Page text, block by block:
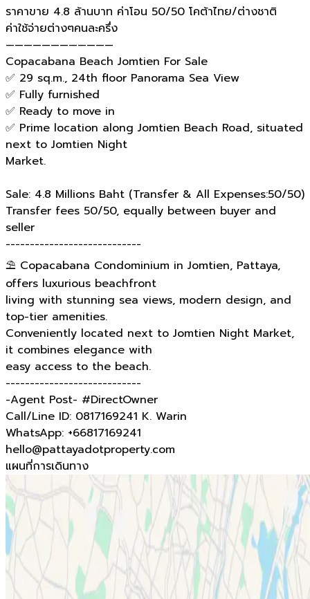
ราคาขาย 4.8 ล้านบาท ค่าโอน 50/50 โคต้าไทย/ต่างชาติ
ค่าใช้จ่าย​ต่างๆคนละครึ่ง
————————————
Copacabana Beach Jomtien For Sale
✅ 29 sq.m., 24th floor Panorama Sea View
✅ Fully furnished
✅ Ready to move in
✅ Prime location along Jomtien Beach Road, situated
next to Jomtien Night
Market.
Sale: 4.8 Millions Baht (Transfer & All Expenses:50/50)
Transfer fees 50/50, equally between buyer and
seller
----------------------------
⛱️ Copacabana Condominium in Jomtien, Pattaya,
offers luxurious beachfront
living with stunning sea views, modern design, and
top-tier amenities.
Conveniently located next to Jomtien Night Market,
it combines elegance with
easy access to the beach.
----------------------------
-Agent Post- #DirectOwner
Call/Line ID: 0817169241 K. Warin
WhatsApp: +66817169241
hello@pattayadotproperty.com
แผนที่การเดินทาง